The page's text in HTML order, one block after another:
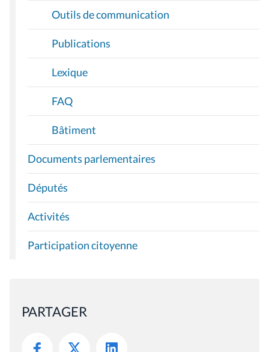
Outils de communication
Publications
Lexique
FAQ
Bâtiment
Documents parlementaires
Députés
Activités
Participation citoyenne
PARTAGER